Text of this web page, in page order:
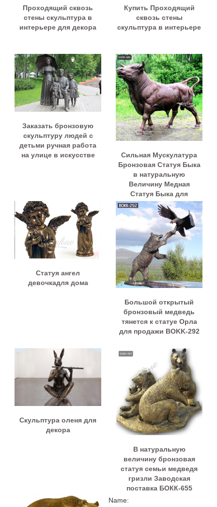
Проходящий сквозь
стены скульптура в
интерьере для декора
Купить Проходящий
сквозь стены
скульптура в интерьере
Заказать бронзовую
скульптуру людей с
детьми ручная работа
на улице в искусстве
Сильная Мускулатура
Бронзовая Статуя Быка
в натуральную
Величину Медная
Статуя Быка для
продажи BOKK-684
Статуя ангел
девочкадля дома
Большой открытый
бронзовый медведь
тянется к статуе Орла
для продажи BOKK-292
Cкульптура оленя для
декора
В натуральную
величину бронзовая
статуя семьи медведя
гризли Заводская
поставка БОКК-655
Name: